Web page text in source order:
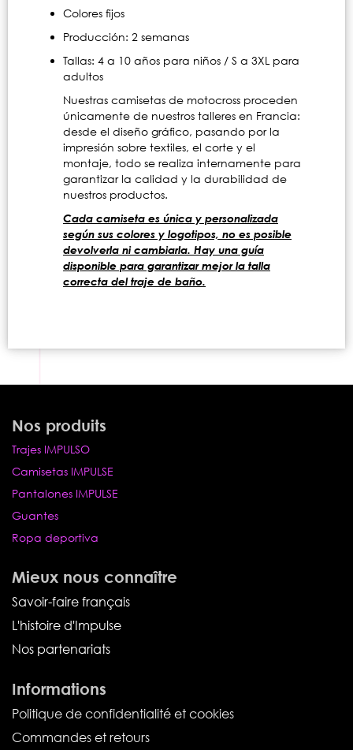
Colores fijos
Producción: 2 semanas
Tallas: 4 a 10 años para niños / S a 3XL para
adultos
Nuestras camisetas de motocross proceden
únicamente de nuestros talleres en Francia:
desde el diseño gráfico, pasando por la
impresión sobre textiles, el corte y el
montaje, todo se realiza internamente para
garantizar la calidad y la durabilidad de
nuestros productos.
Cada camiseta es única y personalizada
según sus colores y logotipos, no es posible
devolverla ni cambiarla. Hay una guía
disponible para garantizar mejor la talla
correcta del traje de baño.
Nos produits
Trajes IMPULSO
Camisetas IMPULSE
Pantalones IMPULSE
Guantes
Ropa deportiva
Mieux nous connaître
Savoir-faire français
L'histoire d'Impulse
Nos partenariats
Informations
Politique de confidentialité et cookies
Commandes et retours